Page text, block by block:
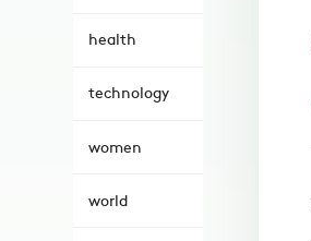
health
technology
women
world